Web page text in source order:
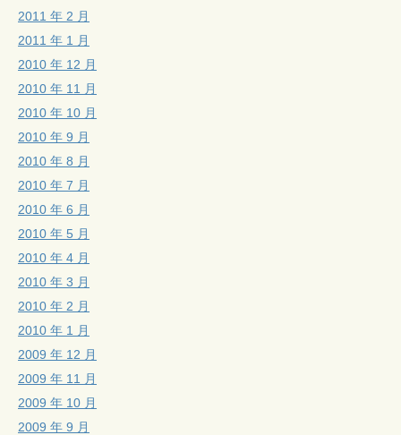
2011 年 2 月
2011 年 1 月
2010 年 12 月
2010 年 11 月
2010 年 10 月
2010 年 9 月
2010 年 8 月
2010 年 7 月
2010 年 6 月
2010 年 5 月
2010 年 4 月
2010 年 3 月
2010 年 2 月
2010 年 1 月
2009 年 12 月
2009 年 11 月
2009 年 10 月
2009 年 9 月